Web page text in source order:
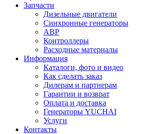
Запчасти
Дизельные двигатели
Синхронные генераторы
АВР
Контроллеры
Расходные материалы
Информация
Каталоги, фото и видео
Как сделать заказ
Дилерам и партнерам
Гарантии и возврат
Оплата и доставка
Генераторы YUCHAI
Услуги
Контакты